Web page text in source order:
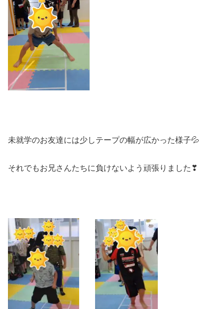
未就学のお友達には少しテープの幅が広かった様子💦
それでもお兄さんたちに負けないよう頑張りました❣